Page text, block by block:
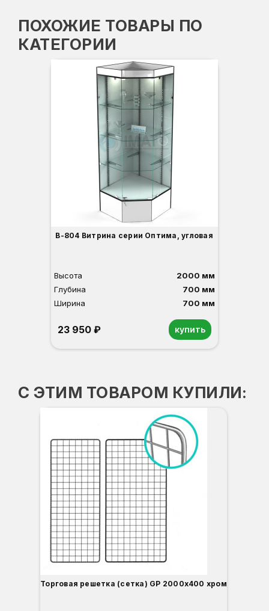
ПОХОЖИЕ ТОВАРЫ ПО
КАТЕГОРИИ
В-804 Витрина серии Оптима, угловая
Высота
2000 мм
Глубина
700 мм
Ширина
700 мм
23 950 ₽ купить
С ЭТИМ ТОВАРОМ КУПИЛИ:
Торговая решетка (сетка) GP 2000х400 хром